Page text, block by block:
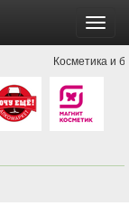
Косметика и